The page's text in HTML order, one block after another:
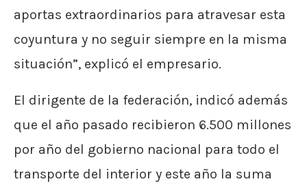
aportas extraordinarios para atravesar esta
coyuntura y no seguir siempre en la misma
situación”, explicó el empresario.
El dirigente de la federación, indicó además
que el año pasado recibieron 6.500 millones
por año del gobierno nacional para todo el
transporte del interior y este año la suma